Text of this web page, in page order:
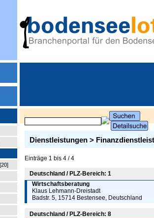
[20]
Dienstleistungen >
Einträge 1 bis 4 / 4
Deutschland / PLZ-Bereich: 1
Wirtschaftsberatung
Klaus Lehmann-Dreistadt
Badstr. 5, 15714 Bestensee, Deutschland
Deutschland / PLZ-Bereich: 8